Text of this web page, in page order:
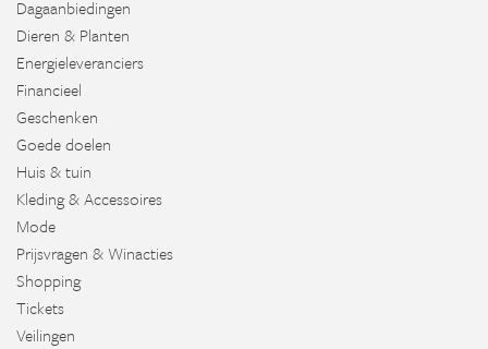
Dagaanbiedingen
Dieren & Planten
Energieleveranciers
Financieel
Geschenken
Goede doelen
Huis & tuin
Kleding & Accessoires
Mode
Prijsvragen & Winacties
Shopping
Tickets
Veilingen